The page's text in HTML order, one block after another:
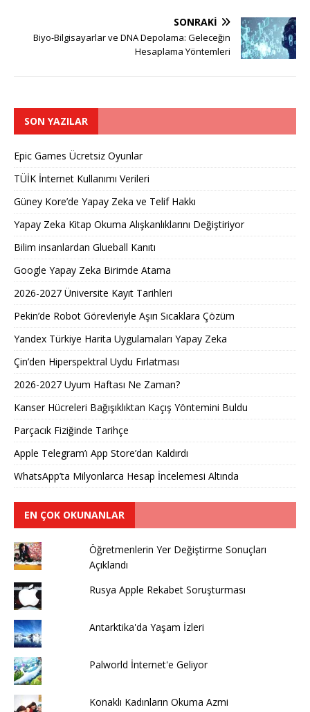
SONRAKI
Biyo-Bilgisayarlar ve DNA Depolama: Geleceğin
Hesaplama Yöntemleri
SON YAZILAR
Epic Games Ücretsiz Oyunlar
TÜİK İnternet Kullanımı Verileri
Güney Kore’de Yapay Zeka ve Telif Hakkı
Yapay Zeka Kitap Okuma Alışkanlıklarını Değiştiriyor
Bilim insanlardan Glueball Kanıtı
Google Yapay Zeka Birimde Atama
2026-2027 Üniversite Kayıt Tarihleri ​​
Pekin’de Robot Görevleriyle Aşırı Sıcaklara Çözüm
Yandex Türkiye Harita Uygulamaları Yapay Zeka
Çin’den Hiperspektral Uydu Fırlatması
2026-2027 Uyum Haftası Ne Zaman?
Kanser Hücreleri Bağışıklıktan Kaçış Yöntemini Buldu
Parçacık Fiziğinde Tarihçe
Apple Telegram’ı App Store’dan Kaldırdı
WhatsApp’ta Milyonlarca Hesap İncelemesi Altında
EN ÇOK OKUNANLAR
Öğretmenlerin Yer Değiştirme Sonuçları
Açıklandı
Rusya Apple Rekabet Soruşturması
Antarktika'da Yaşam İzleri
Palworld İnternet'e Geliyor
Konaklı Kadınların Okuma Azmi